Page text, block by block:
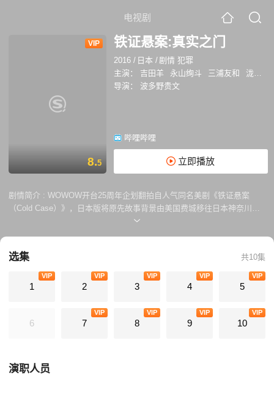
电视剧
VIP
8.5
铁证悬案:真实之门
2016 / 日本 /剧情 犯罪
主演：
吉田羊 永山绚斗 三浦友和
泷藤贤一
导演：
波多野贵文
哔哩哔哩
立即播放
剧情简介 : WOWOW开台25周年企划翻拍自人气同名美剧《铁证悬案
（Cold Case）》，日本版将原先故事背景由美国费城移往日本神奈川
县，讲述女警石川百合（吉田羊 饰）和她的小组重新发掘，分析证据，侦
选集 共10集
1
VIP
2
VIP
3
VIP
4
VIP
5
VIP
6 7
VIP
8
VIP
9
VIP
10
VIP
演职人员